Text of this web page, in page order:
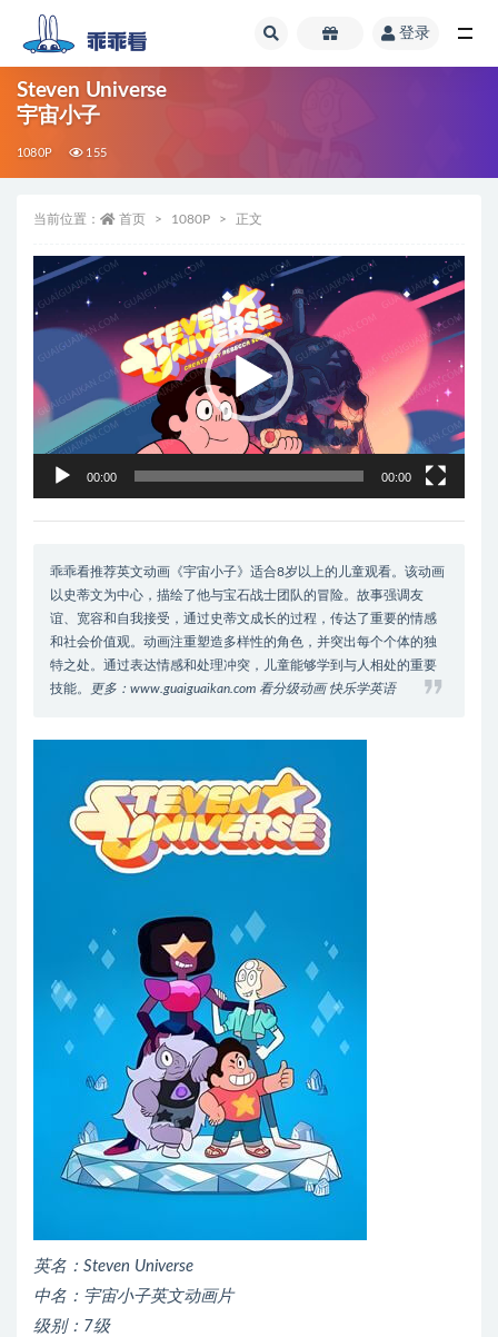
登录
Steven Universe
宇宙小子
1080P 155
当前位置： 首页 1080P 正文
视
频
播
00:00 00:00
乖乖看推荐英文动画《宇宙小子》适合8岁以上的儿童观看。该动画
以史蒂文为中心，描绘了他与宝石战士团队的冒险。故事强调友
谊、宽容和自我接受，通过史蒂文成长的过程，传达了重要的情感
和社会价值观。动画注重塑造多样性的角色，并突出每个个体的独
特之处。通过表达情感和处理冲突，儿童能够学到与人相处的重要
技能。
更多：www.guaiguaikan.com 看分级动画 快乐学英语
英名：Steven Universe
中名：宇宙小子英文动画片
级别：7级